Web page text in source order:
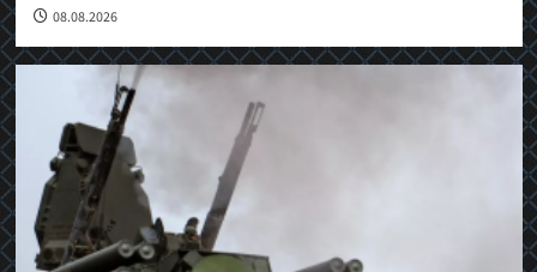
08.08.2026